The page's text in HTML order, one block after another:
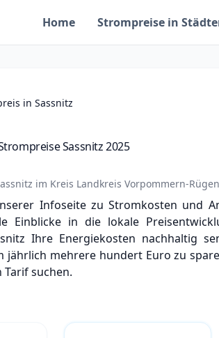
Home Strompreise in
in Sassnitz
Sassnitz 2025
im Kreis Landkreis Vorpommern-Rügen
Infoseite zu Stromkosten und
Einblicke in die lokale
Ihre Energiekosten nachhaltig
jährlich mehrere hundert Euro zu
suchen.